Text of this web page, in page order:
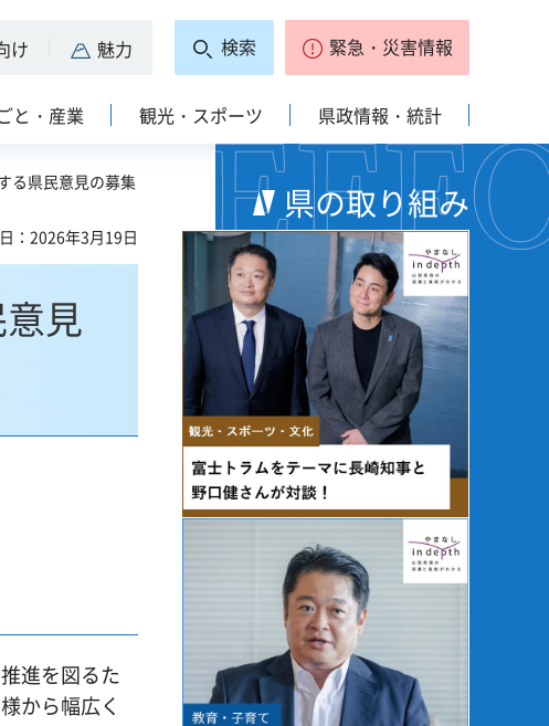
け 魅力 検索 緊急・災害情報
と・産業 観光・スポーツ 県政情報・統計
る県民意見の募集
：2026年3月19日
見
進を図るた
から幅広く
県の取り組み